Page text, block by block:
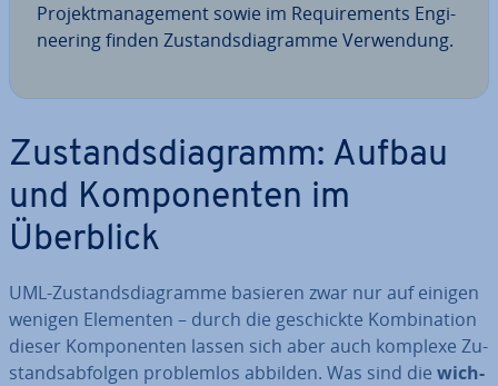
Pro­jekt­ma­nage­ment sowie im Re­qui­re­ments En­gi­
nee­ring finden Zu­stands­dia­gram­me Ver­wen­dung.
Zu­stands­dia­gramm: Aufbau
und Kom­po­nen­ten im
Überblick
UML-Zu­stands­dia­gram­me basieren zwar nur auf einigen
wenigen Elementen – durch die ge­schick­te Kom­bi­na­ti­on
dieser Kom­po­nen­ten lassen sich aber auch komplexe Zu­
stands­ab­fol­gen pro­blem­los abbilden. Was sind die wich­